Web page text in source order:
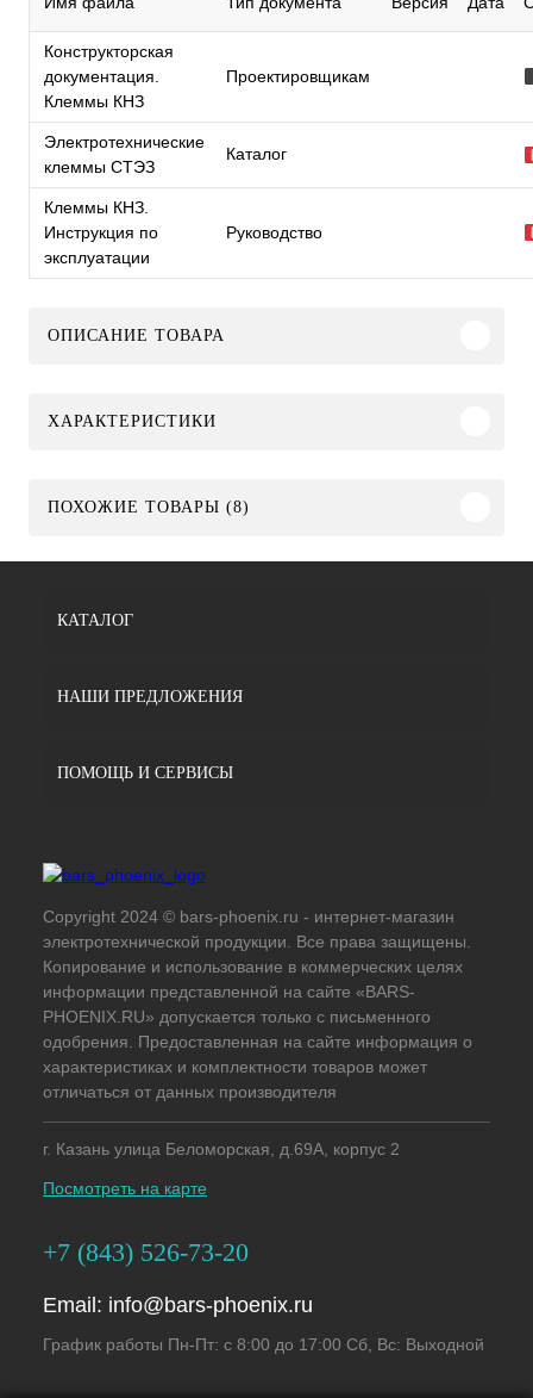
Конструкторская
документация.
Клеммы КНЗ
Проектировщикам
Электротехнические
клеммы СТЭЗ
Каталог
Клеммы КНЗ.
Инструкция по
эксплуатации
Руководство
ОПИСАНИЕ ТОВАРА
ХАРАКТЕРИСТИКИ
ПОХОЖИЕ ТОВАРЫ (8)
КАТАЛОГ
НАШИ ПРЕДЛОЖЕНИЯ
ПОМОЩЬ И СЕРВИСЫ
Copyright 2024 © bars-phoenix.ru - интернет-магазин
электротехнической продукции. Все права защищены.
Копирование и использование в коммерческих целях
информации представленной на сайте «BARS-
PHOENIX.RU» допускается только с письменного
одобрения. Предоставленная на сайте информация о
характеристиках и комплектности товаров может
отличаться от данных производителя
г. Казань улица Беломорская, д.69А, корпус 2
Посмотреть на карте
+7 (843) 526-73-20
Email: info@bars-phoenix.ru
График работы Пн-Пт: с 8:00 до 17:00 Сб, Вс: Выходной